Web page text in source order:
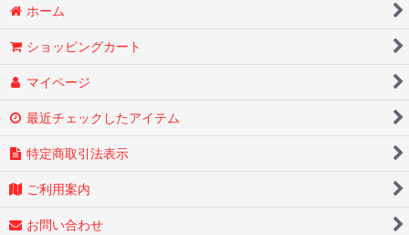
ホーム
ショッピングカート
マイページ
最近チェックしたアイテム
特定商取引法表示
ご利用案内
お問い合わせ